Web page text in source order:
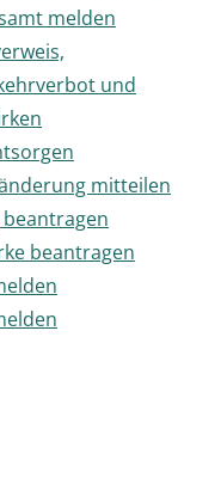
melden
und
mitteilen
beantragen